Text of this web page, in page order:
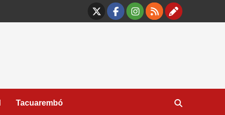
X Facebook
Instagram
RSS
Tacuarembó